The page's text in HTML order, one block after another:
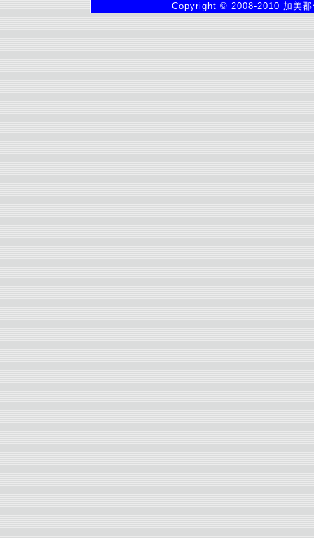
Copyright © 2008-2010 加美